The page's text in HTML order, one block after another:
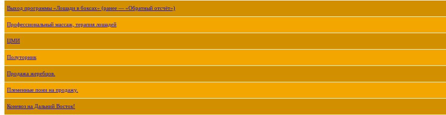
Выход программы «Лошади в боксах» (ранее — «Обратный отсчёт»)
Профессиональный массаж, терапия лошадей
ЦМИ
Полуторник
Продажа жеребцов.
Племенные пони на продажу.
Коневоз на Дальний Восток!